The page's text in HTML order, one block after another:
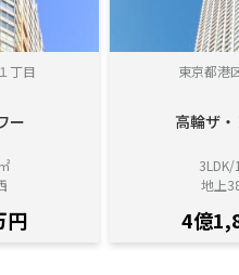
丁目
ー
円
東京都港
高輪ザ
地上
4億